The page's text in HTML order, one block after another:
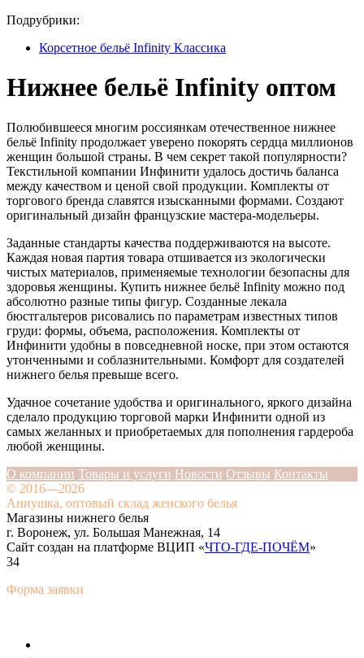
Подрубрики:
Корсетное бельё Infinity Классика
Нижнее бельё Infinity оптом
Полюбившееся многим россиянкам отечественное нижнее
бельё Infinity продолжает уверено покорять сердца миллионов
женщин большой страны. В чем секрет такой популярности?
Текстильной компании Инфинити удалось достичь баланса
между качеством и ценой свой продукции. Комплекты от
торгового бренда славятся изысканными формами. Создают
оригинальный дизайн французские мастера-модельеры.
Заданные стандарты качества поддерживаются на высоте.
Каждая новая партия товара отшивается из экологически
чистых материалов, применяемые технологии безопасны для
здоровья женщины. Купить нижнее бельё Infinity можно под
абсолютно разные типы фигур. Созданные лекала
бюстгальтеров рисовались по параметрам известных типов
груди: формы, объема, расположения. Комплекты от
Инфинити удобны в повседневной носке, при этом остаются
утонченными и соблазнительными. Комфорт для создателей
нижнего белья превыше всего.
Удачное сочетание удобства и оригинального, яркого дизайна
сделало продукцию торговой марки Инфинити одной из
самых желанных и приобретаемых для пополнения гардероба
любой женщины.
О компании Товары и услуги Новости Отзывы Контакты
© 2016—2026
Аннушка, оптовый склад женского белья
Магазины нижнего белья
г. Воронеж, ул. Большая Манежная, 14
Сайт создан на платформе ВЦИП «ЧТО-ГДЕ-ПОЧЁМ»
34
Форма заявки